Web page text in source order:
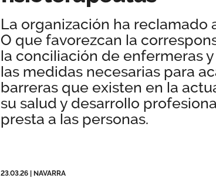
La organización ha reclamado
O que favorezcan la
la conciliación de enfermeras
las medidas necesarias para
barreras que existen en la
su salud y desarrollo
presta a las personas.
23.03.26 NAVARRA